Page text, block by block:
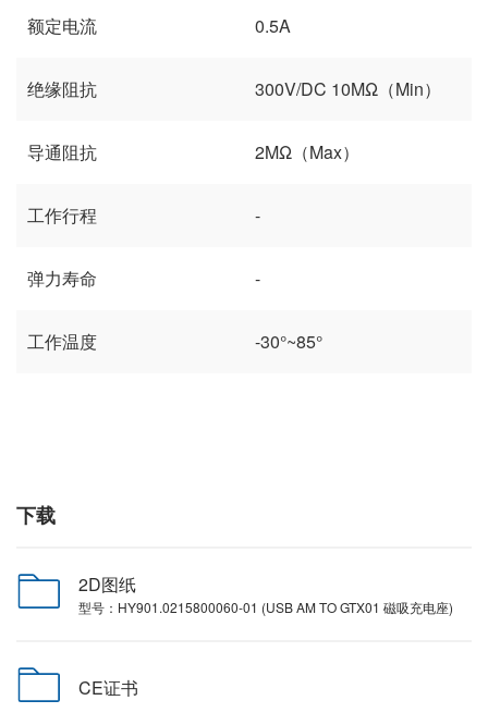
额定电流 0.5A
绝缘阻抗 300V/DC 10MΩ（Min）
导通阻抗 2MΩ（Max）
工作行程 -
弹力寿命 -
工作温度 -30°~85°
下载
2D图纸
型号：HY901.0215800060-01 (USB AM TO GTX01 磁吸充电座)
CE证书